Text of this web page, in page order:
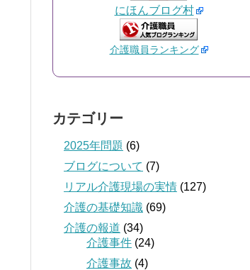
にほんブログ村
介護職員ランキング
カテゴリー
2025年問題 (6)
ブログについて (7)
リアル介護現場の実情 (127)
介護の基礎知識 (69)
介護の報道 (34)
介護事件 (24)
介護事故 (4)